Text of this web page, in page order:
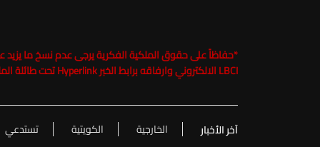
*
LBCI الالكتروني وارفاقه برابط الخبر Hyperlink تحت طائلة الملاحقة القانونية
آخر الأخبار الخارجية الكويتية تستدعي